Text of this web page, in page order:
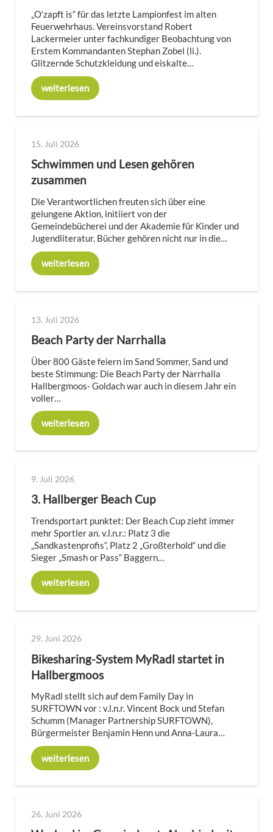
„O‘zapft is“ für das letzte Lampionfest im alten
Feuerwehrhaus. Vereinsvorstand Robert
Lackermeier unter fachkundiger Beobachtung von
Erstem Kommandanten Stephan Zobel (li.).
Glitzernde Schutzkleidung und eiskalte…
weiterlesen
15. Juli 2026
Schwimmen und Lesen gehören
zusammen
Die Verantwortlichen freuten sich über eine
gelungene Aktion, initiiert von der
Gemeindebücherei und der Akademie für Kinder und
Jugendliteratur. Bücher gehören nicht nur in die…
weiterlesen
13. Juli 2026
Beach Party der Narrhalla
Über 800 Gäste feiern im Sand Sommer, Sand und
beste Stimmung: Die Beach Party der Narrhalla
Hallbergmoos- Goldach war auch in diesem Jahr ein
voller…
weiterlesen
9. Juli 2026
3. Hallberger Beach Cup
Trendsportart punktet: Der Beach Cup zieht immer
mehr Sportler an. v.l.n.r.: Platz 3 die
„Sandkastenprofis“, Platz 2 „Großterhold“ und die
Sieger „Smash or Pass“ Baggern…
weiterlesen
29. Juni 2026
Bikesharing-System MyRadl startet in
Hallbergmoos
MyRadl stellt sich auf dem Family Day in
SURFTOWN vor : v.l.n.r. Vincent Bock und Stefan
Schumm (Manager Partnership SURFTOWN),
Bürgermeister Benjamin Henn und Anna-Laura…
weiterlesen
26. Juni 2026